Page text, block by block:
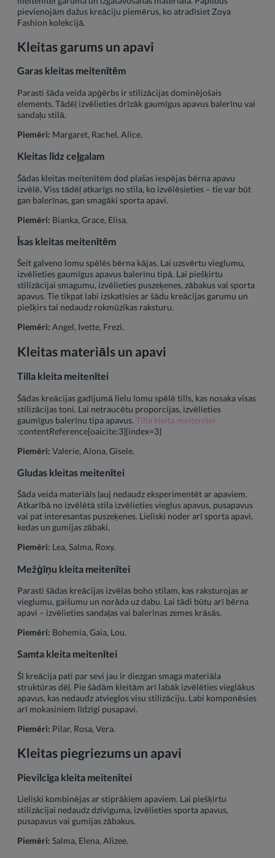
pievienojām dažus kreāciju piemērus, ko atradīsiet Zoya
Fashion kolekcijā.
Kleitas garums un apavi
Garas kleitas meitenītēm
Parasti šāda veida apģērbs ir stilizācijas dominējošais
elements. Tādēļ izvēlieties drīzāk gaumīgus apavus balerīnu vai
sandaļu stilā.
Piemēri: Margaret, Rachel, Alice.
Kleitas līdz ceļgalam
Šādas kleitas meitenītēm dod plašas iespējas bērna apavu
izvēlē. Viss tādēļ atkarīgs no stila, ko izvēlēsieties – tie var būt
gan balerīnas, gan smagāki sporta apavi.
Piemēri: Bianka, Grace, Elisa.
Īsas kleitas meitenītēm
Šeit galveno lomu spēlēs bērna kājas. Lai uzsvērtu vieglumu,
izvēlieties gaumīgus apavus balerīnu tipā. Lai piešķirtu
stilizācijai smagumu, izvēlieties puszeķenes, zābakus vai sporta
apavus. Tie tikpat labi izskatīsies ar šādu kreācijas garumu un
piešķirs tai nedaudz rokmūzikas raksturu.
Piemēri: Angel, Ivette, Frezi.
Kleitas materiāls un apavi
Tilla kleita meitenītei
Šādas kreācijas gadījumā lielu lomu spēlē tills, kas nosaka visas
stilizācijas toni. Lai netraucētu proporcijas, izvēlieties
gaumīgus balerīnu tipa apavus. Tilla kleita meitenītei
:contentReference[oaicite:3]{index=3}
Piemēri: Valerie, Alona, Gisele.
Gludas kleitas meitenītei
Šāda veida materiāls ļauj nedaudz eksperimentēt ar apaviem.
Atkarībā no izvēlētā stila izvēlieties vieglus apavus, pusapavus
vai pat interesantas puszeķenes. Lieliski noder arī sporta apavi,
kedas un gumijas zābaki.
Piemēri: Lea, Salma, Roxy.
Mežģīņu kleita meitenītei
Parasti šādas kreācijas izvēlas boho stilam, kas raksturojas ar
vieglumu, gaišumu un norāda uz dabu. Lai tādi būtu arī bērna
apavi – izvēlieties sandaļas vai balerīnas zemes krāsās.
Piemēri: Bohemia, Gaia, Lou.
Samta kleita meitenītei
Šī kreācija pati par sevi jau ir diezgan smaga materiāla
struktūras dēļ. Pie šādām kleitām arī labāk izvēlēties vieglākus
apavus, kas nedaudz atvieglos visu stilizāciju. Labi komponēsies
arī mokasiniem līdzīgi pusapavi.
Piemēri: Pilar, Rosa, Vera.
Kleitas piegriezums un apavi
Pievilcīga kleita meitenītei
Lieliski kombinējas ar stiprākiem apaviem. Lai piešķirtu
stilizācijai nedaudz dzīvīguma, izvēlieties sporta apavus,
pusapavus vai gumijas zābakus.
Piemēri: Salma, Elena, Alizee.